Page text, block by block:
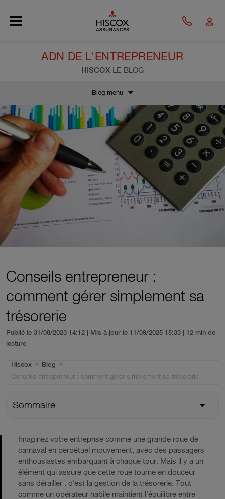
ADN DE L'ENTREPRENEUR
HISCOX LE BLOG
Blog menu
Conseils entrepreneur :
comment gérer simplement sa
trésorerie
Publié le 31/08/2023 14:12 | Mis à jour le 11/09/2025 15:33
| 12 min de
lecture
You are here:
Hiscox
Blog
Conseils entrepreneur : comment gérer simplement sa trésorerie
Sommaire
Imaginez votre entreprise comme une grande roue de
carnaval en perpétuel mouvement, avec des passagers
enthousiastes embarquant à chaque tour. Mais il y a un
élément qui assure que cette roue tourne en douceur
sans dérailler : c'est la gestion de la trésorerie. Tout
comme un opérateur habile maintient l'équilibre entre